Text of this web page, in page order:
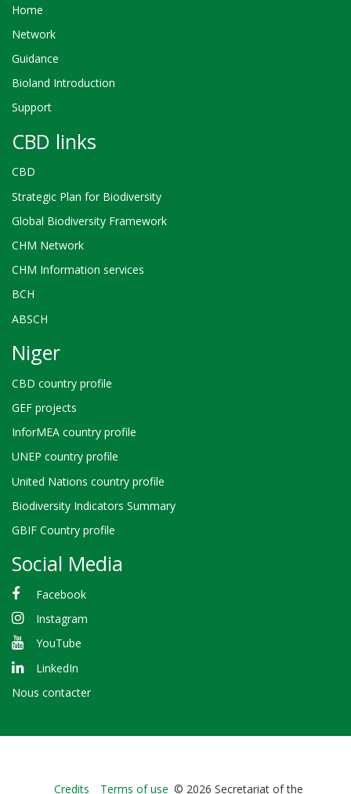
Home
Network
Guidance
Bioland Introduction
Support
CBD links
CBD
Strategic Plan for Biodiversity
Global Biodiversity Framework
CHM Network
CHM Information services
BCH
ABSCH
Niger
CBD country profile
GEF projects
InforMEA country profile
UNEP country profile
United Nations country profile
Biodiversity Indicators Summary
GBIF Country profile
Social Media
Facebook
Instagram
YouTube
LinkedIn
Nous contacter
Credits Terms of use © 2026 Secretariat of the